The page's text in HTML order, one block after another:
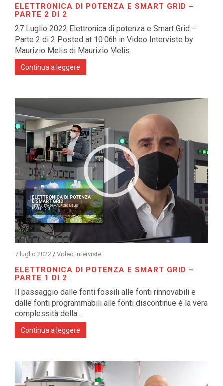
ELETTRONICA DI POTENZA E SMART GRID –
PARTE 2 DI 2
27 Luglio 2022 Elettronica di potenza e Smart Grid –
Parte 2 di 2 Posted at 10:06h in Video Interviste by
Maurizio Melis di Maurizio Melis
Continua a leggere
7 luglio 2022 / Video Interviste
ELETTRONICA DI POTENZA E SMART GRID –
PARTE 1 DI 2
Il passaggio dalle fonti fossili alle fonti rinnovabili e
dalle fonti programmabili alle fonti discontinue è la vera
complessità della...
Continua a leggere